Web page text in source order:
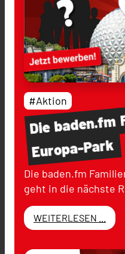
Diebaden.fm
Europa-Park
#Aktion
Die baden.fm
geht in die nächste
WEITERLESEN ...